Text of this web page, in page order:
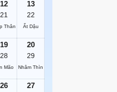
12
21
Thân
13
22
Ất Dậu
19
28
Mão
20
29
Nhâm Thìn
26 27